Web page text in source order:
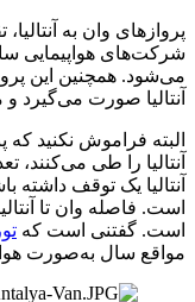
پروازهای وان به
شرکت‌های هواپیمایی
می‌شود. همچنین این
آنتالیا صورت می‌گیرد و
البته فراموش نکنید
آنتالیا را طی می‌کنند،
است. گفتنی است که
مواقع سال به‌صورت